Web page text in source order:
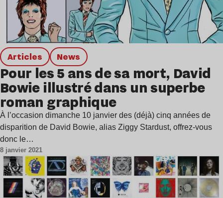
Articles news
Pour les 5 ans de sa mort, David
Bowie illustré dans un superbe
roman graphique
À l’occasion dimanche 10 janvier des (déjà) cinq années de
disparition de David Bowie, alias Ziggy Stardust, offrez-vous
donc le…
8 janvier 2021